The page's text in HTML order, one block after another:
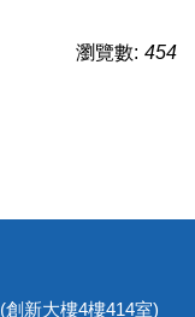
瀏覽數: 454
新大樓4樓414室)